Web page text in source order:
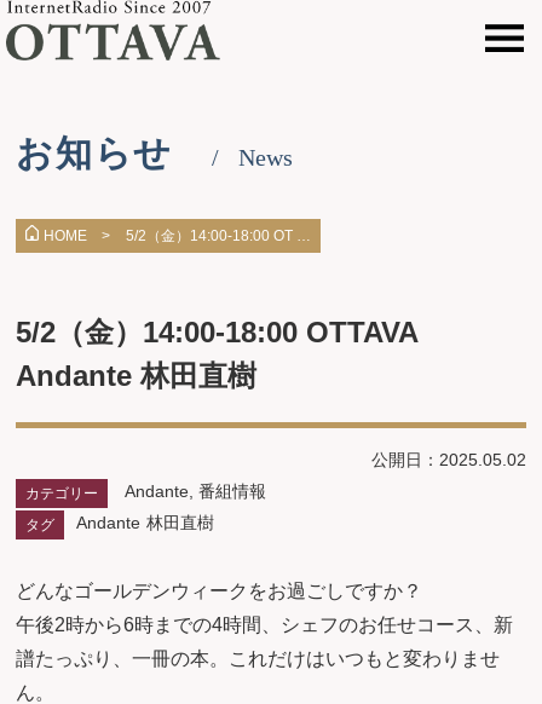
お知らせ News
HOME > 5/2（金）14:00-18:00 OT …
5/2（金）14:00-18:00 OTTAVA
Andante 林田直樹
公開日：2025.05.02
カテゴリー Andante ,番組情報
タグ Andante 林田直樹
どんなゴールデンウィークをお過ごしですか？
午後2時から6時までの4時間、シェフのお任せコース、新
譜たっぷり、一冊の本。これだけはいつもと変わりませ
ん。